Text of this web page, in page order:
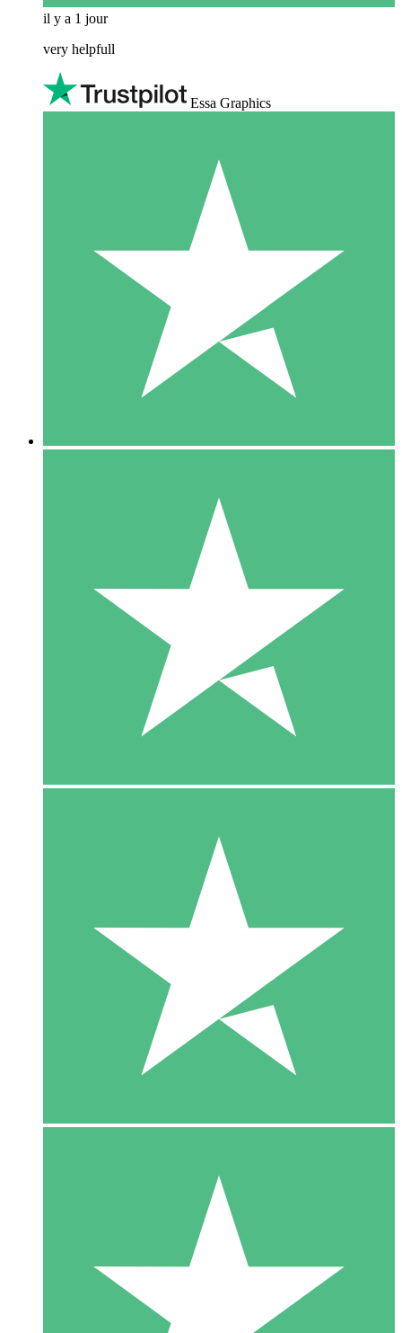
il y a 1 jour
very helpfull
Essa Graphics